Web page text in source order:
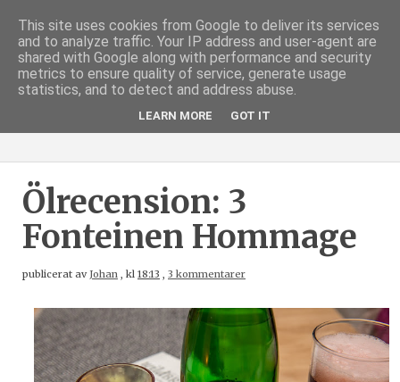
Ölrecension: 3
Fonteinen Hommage
publicerat avJohan , kl 18:13 , 3 kommentarer
This site uses cookies from Google to deliver its services
and to analyze traffic. Your IP address and user-agent are
shared with Google along with performance and security
metrics to ensure quality of service, generate usage
statistics, and to detect and address abuse.
LEARN MORE GOT IT